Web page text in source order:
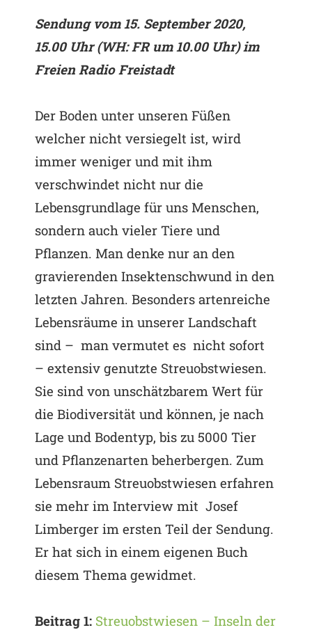
Sendung vom 15. September 2020,
15.00 Uhr (WH: FR um 10.00 Uhr) im
Freien Radio Freistadt
Der Boden unter unseren Füßen
welcher nicht versiegelt ist, wird
immer weniger und mit ihm
verschwindet nicht nur die
Lebensgrundlage für uns Menschen,
sondern auch vieler Tiere und
Pflanzen. Man denke nur an den
gravierenden Insektenschwund in den
letzten Jahren. Besonders artenreiche
Lebensräume in unserer Landschaft
sind – man vermutet es nicht sofort
– extensiv genutzte Streuobstwiesen.
Sie sind von unschätzbarem Wert für
die Biodiversität und können, je nach
Lage und Bodentyp, bis zu 5000 Tier
und Pflanzenarten beherbergen. Zum
Lebensraum Streuobstwiesen erfahren
sie mehr im Interview mit Josef
Limberger im ersten Teil der Sendung.
Er hat sich in einem eigenen Buch
diesem Thema gewidmet.
Beitrag 1: Streuobstwiesen – Inseln der